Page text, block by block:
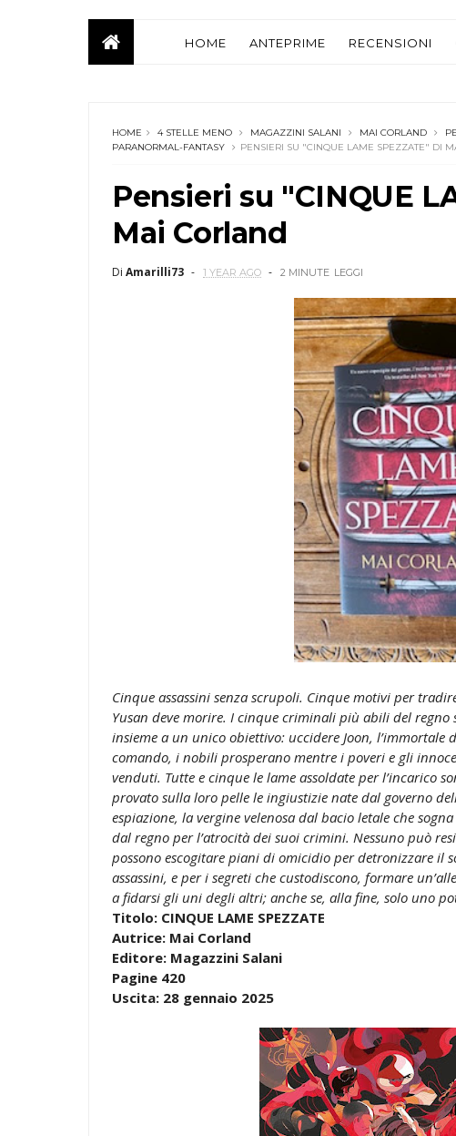
HOME ANTEPRIME RECENSIONI
HOME 4 STELLE MENO MAGAZZINI SALANI MAI CORLAND
PARANORMAL-FANTASY
PENSIERI SU "CINQUE LAME SPEZZATE" DI
Pensieri su "CINQUE
Mai Corland
Di Amarilli73 1 YEAR AGO 2 MINUTE LEGGI
Cinque assassini senza scrupoli. Cinque motivi per
Yusan deve morire. I cinque criminali più abili del
insieme a un unico obiettivo: uccidere Joon, l’immortale
comando, i nobili prosperano mentre i poveri e gli
venduti. Tutte e cinque le lame assoldate per l’incarico
provato sulla loro pelle le ingiustizie nate dal governo
espiazione, la vergine velenosa dal bacio letale che
dal regno per l’atrocità dei suoi crimini. Nessuno può
possono escogitare piani di omicidio per detronizzare il
assassini, e per i segreti che custodiscono, formare
a fidarsi gli uni degli altri; anche se, alla fine, solo uno
Titolo: CINQUE LAME SPEZZATE
Autrice: Mai Corland
Editore: Magazzini Salani
Pagine 420
Uscita: 28 gennaio 2025